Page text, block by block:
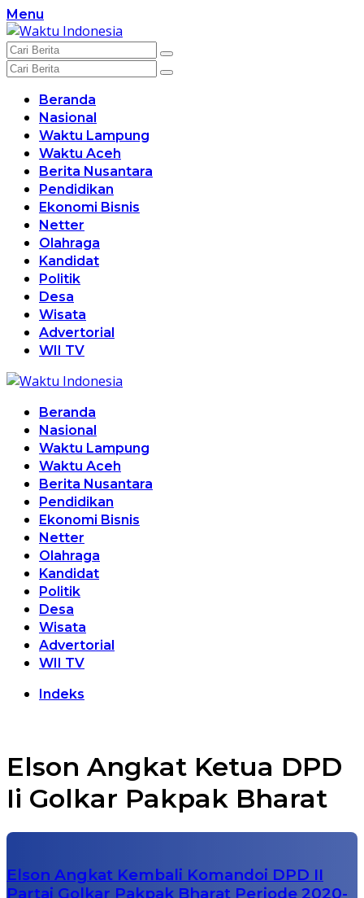
Langsung
ke
konten
Menu
Beranda
Nasional
Waktu Lampung
Waktu Aceh
Berita Nusantara
Pendidikan
Ekonomi Bisnis
Netter
Olahraga
Kandidat
Politik
Desa
Wisata
Advertorial
WII TV
Beranda
Nasional
Waktu Lampung
Waktu Aceh
Berita Nusantara
Pendidikan
Ekonomi Bisnis
Netter
Olahraga
Kandidat
Politik
Desa
Wisata
Advertorial
WII TV
Indeks
Elson Angkat Ketua DPD
Ii Golkar Pakpak Bharat
Elson Angkat Kembali Komandoi DPD II
Partai Golkar Pakpak Bharat Periode 2020-